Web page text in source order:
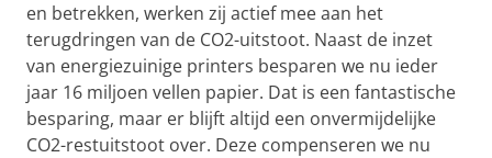
en betrekken, werken zij actief mee aan het
terugdringen van de CO2-uitstoot. Naast de inzet
van energiezuinige printers besparen we nu ieder
jaar 16 miljoen vellen papier. Dat is een fantastische
besparing, maar er blijft altijd een onvermijdelijke
CO2-restuitstoot over. Deze compenseren we nu